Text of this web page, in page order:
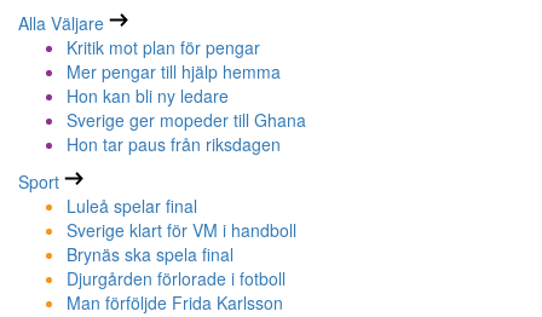
Alla Väljare
Kritik mot plan för pengar
Mer pengar till hjälp hemma
Hon kan bli ny ledare
Sverige ger mopeder till Ghana
Hon tar paus från riksdagen
Sport
Luleå spelar final
Sverige klart för VM i handboll
Brynäs ska spela final
Djurgården förlorade i fotboll
Man förföljde Frida Karlsson